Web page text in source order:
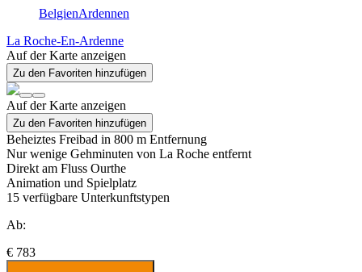
BelgienArdennen
La Roche-En-Ardenne
Auf der Karte anzeigen
Zu den Favoriten hinzufügen
Auf der Karte anzeigen
Zu den Favoriten hinzufügen
Beheiztes Freibad in 800 m Entfernung
Nur wenige Gehminuten von La Roche entfernt
Direkt am Fluss Ourthe
Animation und Spielplatz
15 verfügbare Unterkunftstypen
Ab:
€ 783